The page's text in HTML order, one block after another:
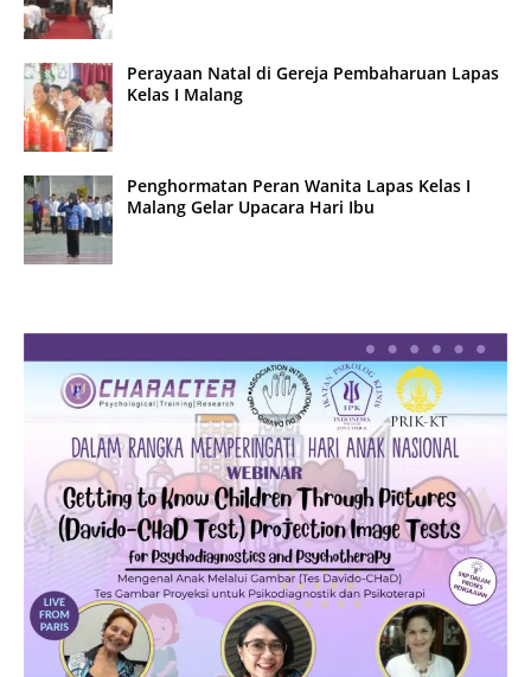
Perayaan Natal di Gereja Pembaharuan Lapas
Kelas I Malang
Penghormatan Peran Wanita Lapas Kelas I
Malang Gelar Upacara Hari Ibu